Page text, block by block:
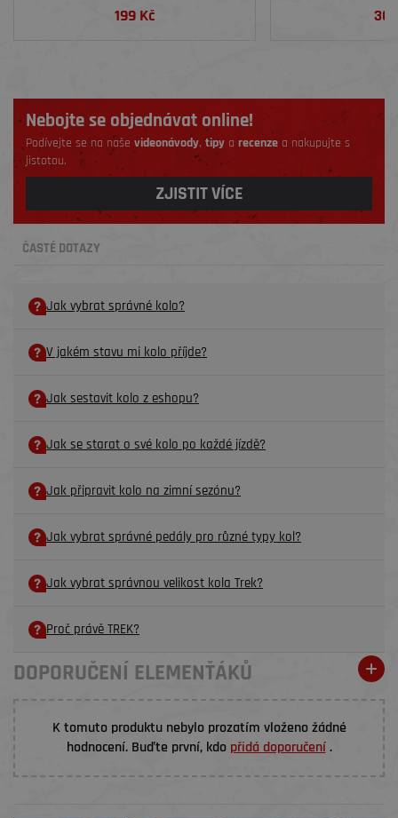
199 Kč 36
Nebojte se objednávat online!
Podívejte se na naše videonávody,tipy a recenzea nakupujte s
jistotou.
ZJISTIT VÍCE
ČASTÉ DOTAZY
Jak vybrat správné kolo?
V jakém stavu mi kolo příjde?
Jak sestavit kolo z eshopu?
Jak se starat o své kolo po každé jízdě?
Jak připravit kolo na zimní sezónu?
Jak vybrat správné pedály pro různé typy kol?
Jak vybrat správnou velikost kola Trek?
Proč právě TREK?
DOPORUČENÍ ELEMENŤÁKŮ
K tomuto produktu nebylo prozatím vloženo žádné
hodnocení. Buďte první, kdo přidá doporučení.